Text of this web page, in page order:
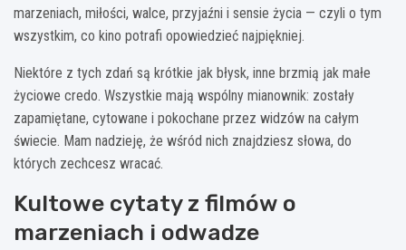
marzeniach, miłości, walce, przyjaźni i sensie życia — czyli o tym
wszystkim, co kino potrafi opowiedzieć najpiękniej.
Niektóre z tych zdań są krótkie jak błysk, inne brzmią jak małe
życiowe credo. Wszystkie mają wspólny mianownik: zostały
zapamiętane, cytowane i pokochane przez widzów na całym
świecie. Mam nadzieję, że wśród nich znajdziesz słowa, do
których zechcesz wracać.
Kultowe cytaty z filmów o
marzeniach i odwadze